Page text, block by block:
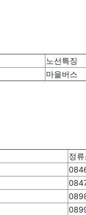
노선특징
마을버스
정